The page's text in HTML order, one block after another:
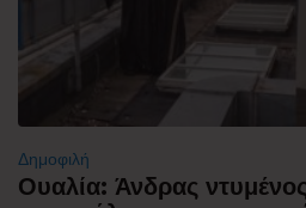
Δημοφιλή
Ουαλία: Άνδρας